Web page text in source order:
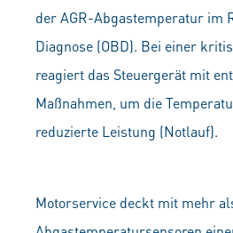
der AGR-Abgastemperatur im
Diagnose (OBD). Bei einer
reagiert das Steuergerät mit
Maßnahmen, um die
reduzierte Leistung (Notlauf).
Motorservice deckt mit mehr